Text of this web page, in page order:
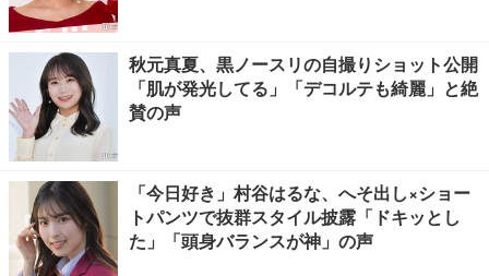
秋元真夏、黒ノースリの自撮りショット公開
「肌が発光してる」「デコルテも綺麗」と絶
賛の声
「今日好き」村谷はるな、へそ出し×ショー
トパンツで抜群スタイル披露「ドキッとし
た」「頭身バランスが神」の声